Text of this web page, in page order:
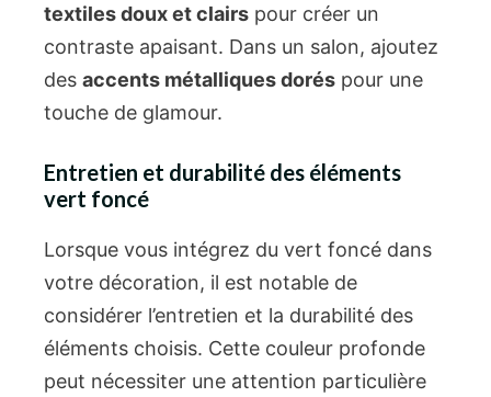
textiles doux et clairs pour créer un
contraste apaisant. Dans un salon, ajoutez
des accents métalliques dorés pour une
touche de glamour.
Entretien et durabilité des éléments
vert foncé
Lorsque vous intégrez du vert foncé dans
votre décoration, il est notable de
considérer l’entretien et la durabilité des
éléments choisis. Cette couleur profonde
peut nécessiter une attention particulière